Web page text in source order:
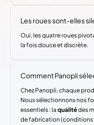
Les roues sont-elles
Oui, les quatre roues
la fois douce et discrète.
Comment Panopli
Chez Panopli, chaque
Nous sélectionnons nos
essentiels : laqualitédes
de fabrication